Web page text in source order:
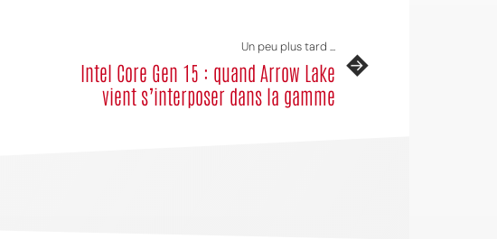
Un peu plus tard ...
Intel Core Gen 15 : quand Arrow Lake
vient s’interposer dans la gamme